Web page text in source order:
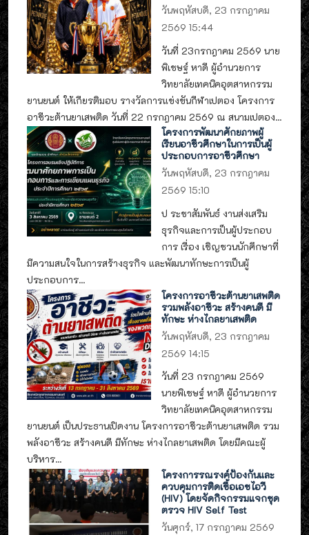
วันพฤหัสบดี, 23 กรกฎาคม
2569 15:44
วันที่ 23กรกฎาคม 2569 นาย
พิเชษฐ์ หาดี ผู้อำนวยการ
วิทยาลัยเทคนิคอุตสาหกรรม
ยานยนต์ ให้เกียรติมอบ รางวัลการแข่งขันกีฬาเปตอง โครงการ
อาชีวะต้านยาเสพติด วันที่ 22 กรกฎาคม 2569 ณ สนามเปตอง...
โครงการพัฒนาศักยภาพผู้
เรียนอาชีวศึกษาในการเป็นผู้
ประกอบการอาชีวศึกษา
วันพฤหัสบดี, 23 กรกฎาคม
2569 15:10
ป ระชาสัมพันธ์ งานส่งเสริม
ธุรกิจและการเป็นผู้ประกอบ
การ เรื่อง เชิญชวนนักศึกษาที่
มีความสนใจในการสร้างธุรกิจ และพัฒนาทักษะการเป็นผู้
ประกอบการ...
โครงการอาชีวะต้านยาเสพติด
รวมพลังอาชีวะ สร้างคนดี มี
ทักษะ ห่างไกลยาเสพติด
วันพฤหัสบดี, 23 กรกฎาคม
2569 14:15
วันที่ 23 กรกฎาคม 2569
นายพิเชษฐ์ หาดี ผู้อำนวยการ
วิทยาลัยเทคนิคอุตสาหกรรม
ยานยนต์ เป็นประธานเปิดงาน โครงการอาชีวะต้านยาเสพติด รวม
พลังอาชีวะ สร้างคนดี มีทักษะ ห่างไกลยาเสพติด โดยมีคณะผู้
บริหาร...
โครงการรณรงค์ป้องกันและ
ควบคุมการติดเชื้อเอชไอวี
(HIV) โดยจัดกิจกรรมแจกชุด
ตรวจ HIV Self Test
วันศุกร์, 17 กรกฎาคม 2569